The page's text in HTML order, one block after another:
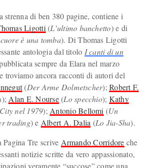
strenna di ben 380 pagine, contiene i
Ligotti (L’ultimo banchetto) e di
è una tomba). Di Thomas Ligotti
antologia dal titolo I canti di un
sempre da Elara nel marzo
troviamo ancora racconti di autori del
(Der Arme Dolmetscher);Robert F.
); Alan E. Nourse(Lo specchio); Kathy
nel 1979); Antonio Bellomi (Un
trading) e Albert A. Dalia (Lo Jia-Sha).
Pagina Tre scrive Armando Corridore che
notizie scritte da vero appassionato,
veramente “succose” come una